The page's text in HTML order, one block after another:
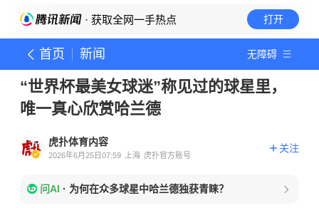
· 获取全网一手热点 打开
首页 新闻 无障碍
“世界杯最美女球迷”称见过的球星里，
唯一真心欣赏哈兰德
虎扑体育内容
2026年6月25日07:59 上海 虎扑官方账号
关注
问AI · 为何在众多球星中哈兰德独获青睐？